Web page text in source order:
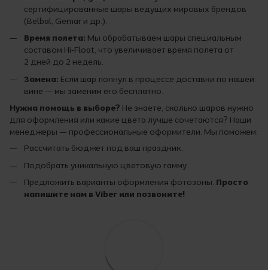
сертифицированные шары ведущих мировых брендов
(Belbal, Gemar и др.).
Время полета: Мы обрабатываем шары специальным
составом Hi-Float, что увеличивает время полета от
2 дней до 2 недель.
Замена: Если шар лопнул в процессе доставки по нашей
вине — мы заменим его бесплатно.
Нужна помощь в выборе? Не знаете, сколько шаров нужно
для оформления или какие цвета лучше сочетаются? Наши
менеджеры — профессиональные оформители. Мы поможем:
Рассчитать бюджет под ваш праздник.
Подобрать уникальную цветовую гамму.
Предложить варианты оформления фотозоны. Просто
напишите нам в Viber или позвоните!